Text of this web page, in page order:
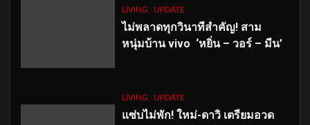
LIVING UPDATE
ไม่พลาดทุกวินาทีสำคัญ! สาม
หนุ่มบ้าน vivo ‘หยิ่น – วอร์ – มีน’
LIVING UPDATE
แซ่บไม่พัก! ใหม่-ดาวิ เตรียมอวด